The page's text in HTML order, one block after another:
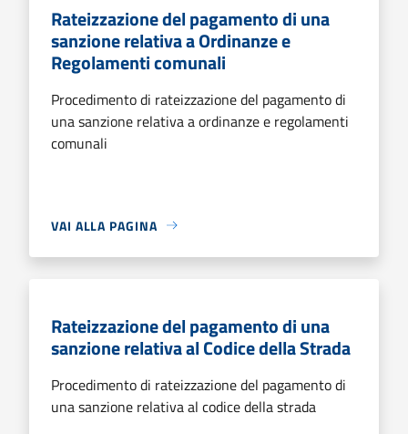
Rateizzazione del pagamento di una
sanzione relativa a Ordinanze e
Regolamenti comunali
Procedimento di rateizzazione del pagamento di
una sanzione relativa a ordinanze e regolamenti
comunali
VAI ALLA PAGINA
Rateizzazione del pagamento di una
sanzione relativa al Codice della Strada
Procedimento di rateizzazione del pagamento di
una sanzione relativa al codice della strada